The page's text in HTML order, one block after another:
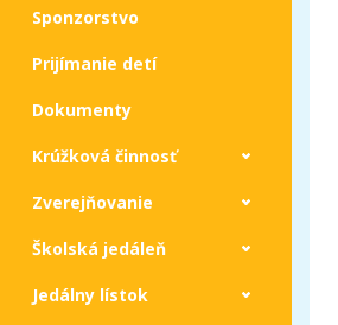
Sponzorstvo
Prijímanie detí
Dokumenty
Krúžková činnosť
Zverejňovanie
Školská jedáleň
Jedálny lístok